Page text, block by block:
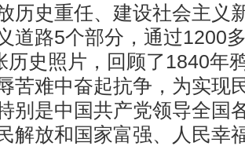
历史重任、建设社会主义
道路5个部分，通过1200
历史照片，回顾了1840年
苦难中奋起抗争，为实现
别是中国共产党领导全国
解放和国家富强、人民幸